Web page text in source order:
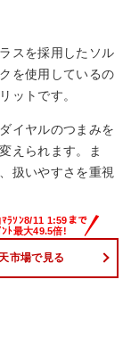
スを採用したソル
を使用しているの
ットです。
イヤルのつまみを
えられます。ま
扱いやすさを重視
市場で見る